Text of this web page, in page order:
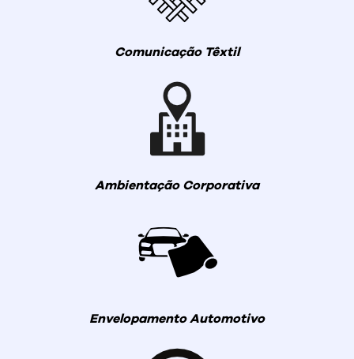
Comunicação Têxtil
Ambientação Corporativa
Envelopamento Automotivo